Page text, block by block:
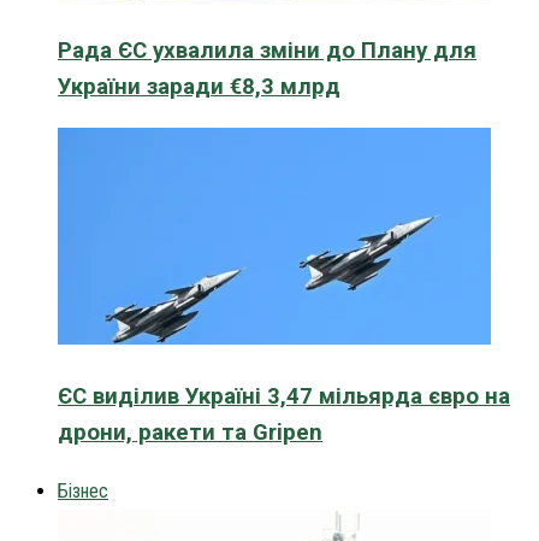
Рада ЄС ухвалила зміни до Плану для
України заради €8,3 млрд
ЄС виділив Україні 3,47 мільярда євро на
дрони, ракети та Gripen
Бізнес